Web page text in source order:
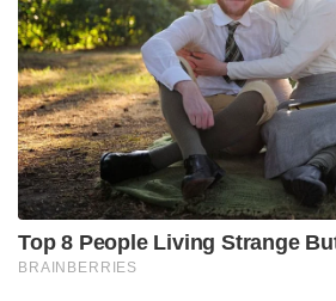
Top 8 People Living Strange
BRAINBERRIES